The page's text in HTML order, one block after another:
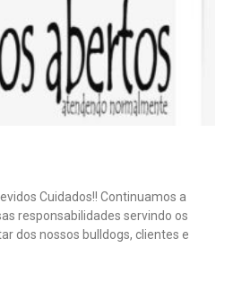
Cuidados!! Continuamos a
responsabilidades servindo os
dos nossos bulldogs, clientes e